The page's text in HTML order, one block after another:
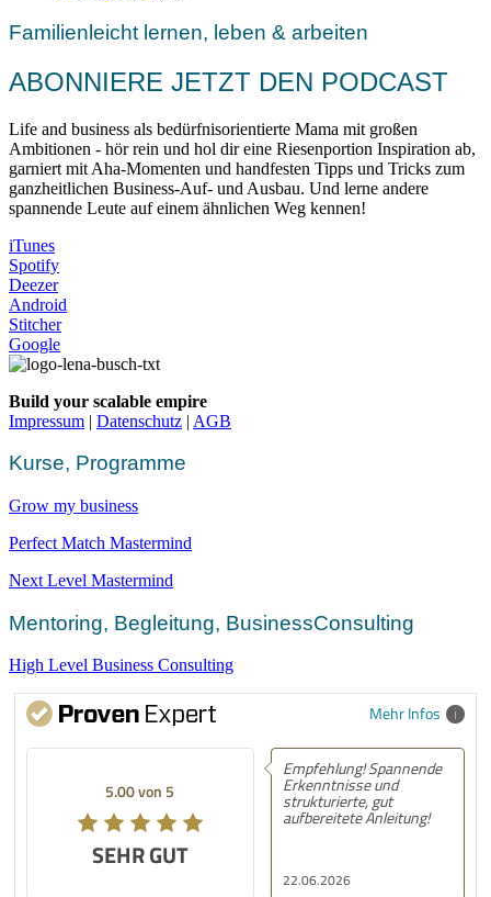
Familienleicht lernen, leben & arbeiten
ABONNIERE JETZT DEN PODCAST
Life and business als bedürfnisorientierte Mama mit großen
Ambitionen - hör rein und hol dir eine Riesenportion Inspiration ab,
garniert mit Aha-Momenten und handfesten Tipps und Tricks zum
ganzheitlichen Business-Auf- und Ausbau. Und lerne andere
spannende Leute auf einem ähnlichen Weg kennen!
iTunes
Spotify
Deezer
Android
Stitcher
Google
Build your scalable empire
Impressum | Datenschutz | AGB
Kurse, Programme
Grow my business
Perfect Match Mastermind
Next Level Mastermind
Mentoring, Begleitung, BusinessConsulting
High Level Business Consulting
Mehr Infos
5.00 von 5
SEHR GUT
22.06.2026
Empfehlung! Spannende
Erkenntnisse und
strukturierte, gut
aufbereitete Anleitung!